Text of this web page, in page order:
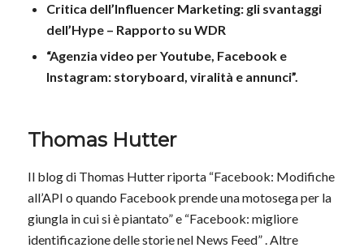
Critica dell’Influencer Marketing: gli svantaggi
dell’Hype – Rapporto su WDR
“Agenzia video per Youtube, Facebook e
Instagram: storyboard, viralità e annunci”.
Thomas Hutter
Il blog di Thomas Hutter riporta “Facebook: Modifiche
all’API o quando Facebook prende una motosega per la
giungla in cui si è piantato” e “Facebook: migliore
identificazione delle storie nel News Feed” . Altre